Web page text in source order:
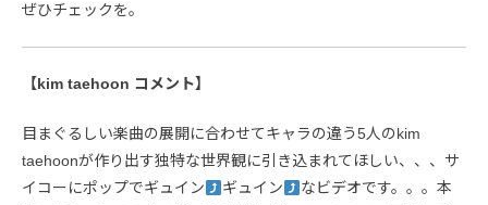
ぜひチェックを。
【kim taehoon コメント】
目まぐるしい楽曲の展開に合わせてキャラの違う5人のkim
taehoonが作り出す独特な世界観に引き込まれてほしい、、、サ
イコーにポップでギュイン
ギュイン
なビデオです。。。本